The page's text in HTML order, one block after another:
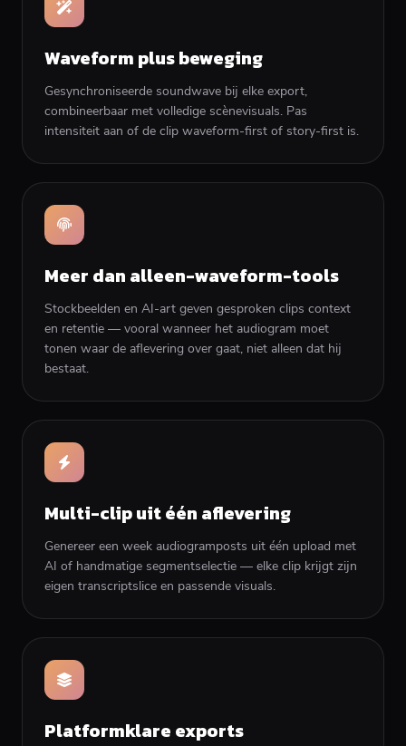
Waveform plus beweging
Gesynchroniseerde soundwave bij elke export,
combineerbaar met volledige scènevisuals. Pas
intensiteit aan of de clip waveform-first of story-first is.
Meer dan alleen-waveform-tools
Stockbeelden en AI-art geven gesproken clips context
en retentie — vooral wanneer het audiogram moet
tonen waar de aflevering over gaat, niet alleen dat hij
bestaat.
Multi-clip uit één aflevering
Genereer een week audiogramposts uit één upload met
AI of handmatige segmentselectie — elke clip krijgt zijn
eigen transcriptslice en passende visuals.
Platformklare exports